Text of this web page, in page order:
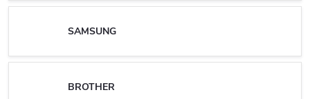
SAMSUNG
BROTHER